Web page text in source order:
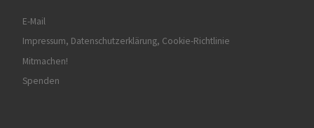
E-Mail
Impressum, Datenschutzerklärung, Cookie-Richtlinie
Mitmachen!
Spenden